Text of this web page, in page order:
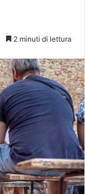
2 minuti di lettura